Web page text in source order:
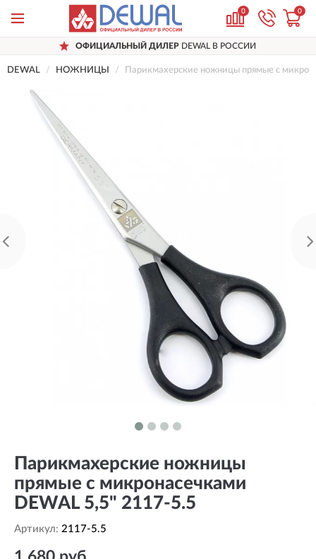
0 0
ОФИЦИАЛЬНЫЙ ДИЛЕРDEWAL В РОССИИ
DEWAL НОЖНИЦЫ Парикмахерские ножницы прямые с
Парикмахерские ножницы
прямые с микронасечками
DEWAL 5,5" 2117-5.5
Артикул: 2117-5.5